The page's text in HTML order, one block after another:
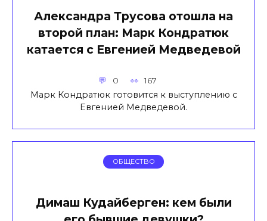
Александра Трусова отошла на
второй план: Марк Кондратюк
катается с Евгенией Медведевой
0 167
Марк Кондратюк готовится к выступлению с
Евгенией Медведевой.
ОБЩЕСТВО
Димаш Кудайберген: кем были